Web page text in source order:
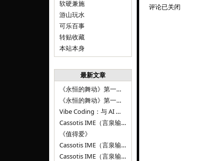
软硬兼施
游山玩水
可乐百事
转贴收藏
本站本身
最新文章
《永恒的舞动》第一百二十八章
《永恒的舞动》第一百二十七章
Vibe Coding：与 AI 并肩进步——言泉输入法 v0.4.1
Cassotis IME（言泉输入法）v0.3.1
《值得爱》
Cassotis IME（言泉输入法）v0.2.0
Cassotis IME（言泉输入法）v0.1.0
评论已关闭